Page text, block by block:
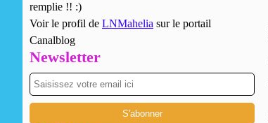
remplie !! :)
Voir le profil de LNMahelia sur le portail
Canalblog
Newsletter